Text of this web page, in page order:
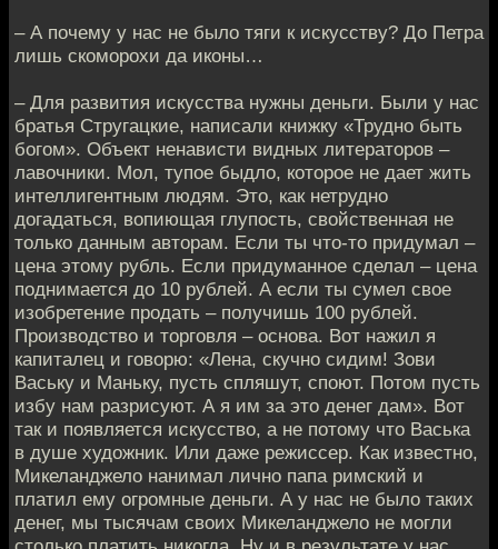
– А почему у нас не было тяги к искусству? До Петра
лишь скоморохи да иконы…
– Для развития искусства нужны деньги. Были у нас
братья Стругацкие, написали книжку «Трудно быть
богом». Объект ненависти видных литераторов –
лавочники. Мол, тупое быдло, которое не дает жить
интеллигентным людям. Это, как нетрудно
догадаться, вопиющая глупость, свойственная не
только данным авторам. Если ты что-то придумал –
цена этому рубль. Если придуманное сделал – цена
поднимается до 10 рублей. А если ты сумел свое
изобретение продать – получишь 100 рублей.
Производство и торговля – основа. Вот нажил я
капиталец и говорю: «Лена, скучно сидим! Зови
Ваську и Маньку, пусть спляшут, споют. Потом пусть
избу нам разрисуют. А я им за это денег дам». Вот
так и появляется искусство, а не потому что Васька
в душе художник. Или даже режиссер. Как известно,
Микеланджело нанимал лично папа римский и
платил ему огромные деньги. А у нас не было таких
денег, мы тысячам своих Микеланджело не могли